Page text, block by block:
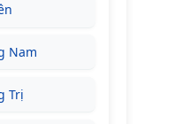
Nam
Trị